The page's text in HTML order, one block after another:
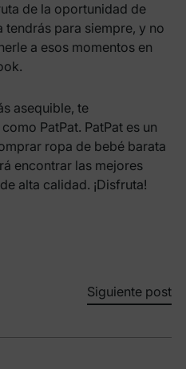
de la oportunidad de
tendrás para siempre, y no
a esos momentos en
asequible, te
PatPat. PatPat es un
ropa de bebé barata
encontrar las mejores
alta calidad. ¡Disfruta!
Siguiente post